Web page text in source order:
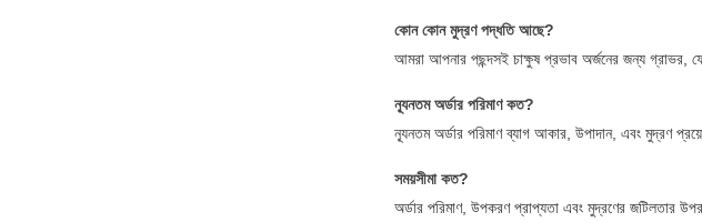
কোন কোন মুদ্রণ পদ্ধতি আছে?
আমরা আপনার পছন্দসই চাক্ষুষ প্রভাব অর্জনের জন্য গ্রাভর,
ন্যূনতম অর্ডার পরিমাণ কত?
ন্যূনতম অর্ডার পরিমাণ ব্যাগ আকার, উপাদান, এবং মুদ্রণ
সময়সীমা কত?
অর্ডার পরিমাণ, উপকরণ প্রাপ্যতা এবং মুদ্রণের জটিলতার